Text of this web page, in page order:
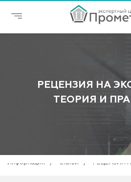
РЕЦЕНЗИЯ НА
ТЕОРИЯ И
Информация Статьи РЕЦЕНЗИЯ